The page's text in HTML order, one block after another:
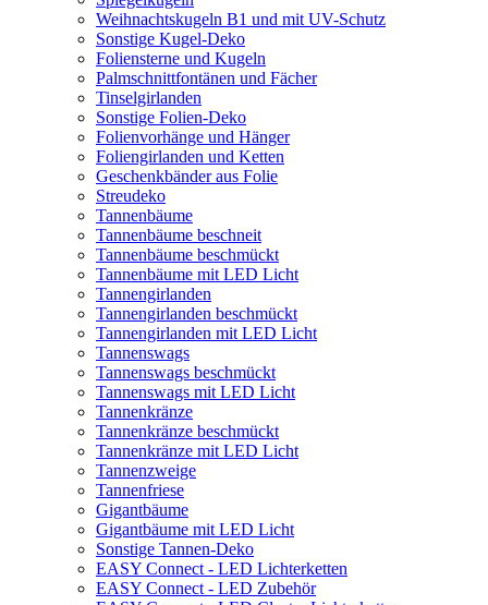
Weihnachtskugeln B1 und mit UV-Schutz
Sonstige Kugel-Deko
Foliensterne und Kugeln
Palmschnittfontänen und Fächer
Tinselgirlanden
Sonstige Folien-Deko
Folienvorhänge und Hänger
Foliengirlanden und Ketten
Geschenkbänder aus Folie
Streudeko
Tannenbäume
Tannenbäume beschneit
Tannenbäume beschmückt
Tannenbäume mit LED Licht
Tannengirlanden
Tannengirlanden beschmückt
Tannengirlanden mit LED Licht
Tannenswags
Tannenswags beschmückt
Tannenswags mit LED Licht
Tannenkränze
Tannenkränze beschmückt
Tannenkränze mit LED Licht
Tannenzweige
Tannenfriese
Gigantbäume
Gigantbäume mit LED Licht
Sonstige Tannen-Deko
EASY Connect - LED Lichterketten
EASY Connect - LED Zubehör